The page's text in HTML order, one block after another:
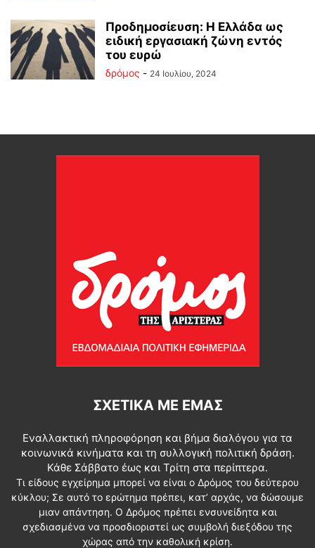
Προδημοσίευση: Η Ελλάδα ως
ειδική εργασιακή ζώνη εντός
του ευρώ
δρόμος - 24 Ιουλίου, 2024
ΣΧΕΤΙΚΆ ΜΕ ΕΜΆΣ
Εναλλακτική πληροφόρηση και βήμα διαλόγου για τα
κοινωνικά κινήματα και τη συλλογική πολιτική δράση.
Κάθε Σάββατο έως και Τρίτη στα περίπτερα.
Τι είδους εγχείρημα μπορεί να είναι ο Δρόμος του δεύτερου
κύκλου; Σε αυτό το ερώτημα πρέπει, κατ’ αρχάς, να δώσουμε
μιαν απάντηση. Ο Δρόμος πρέπει ενσυνείδητα και
σχεδιασμένα να προσδιοριστεί ως συμβολή διεξόδου της
χώρας από την καθολική κρίση.